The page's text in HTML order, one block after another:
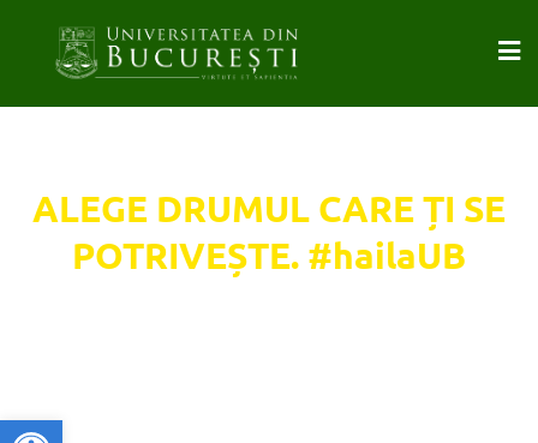
Deschide bara de unelte
ALEGE DRUMUL CARE ȚI SE
POTRIVEȘTE. #hailaUB